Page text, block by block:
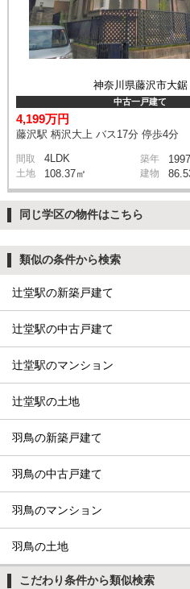
神奈川県藤沢市大鋸
中古一戸建て
4,199万円
藤沢駅 柄沢大上 バス17分 停歩4分
間取 4LDK 築年
土地 108.37㎡ 建物
同じ学区の物件はこちら
類似の条件から検索
辻堂駅の新築戸建て
辻堂駅の中古戸建て
辻堂駅のマンション
辻堂駅の土地
羽鳥の新築戸建て
羽鳥の中古戸建て
羽鳥のマンション
羽鳥の土地
こだわり条件から類似検索